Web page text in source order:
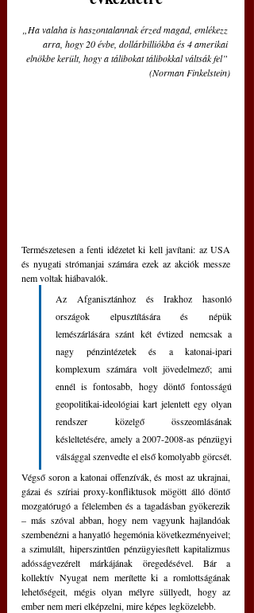
„Ha valaha is haszontalannak érzed magad, emlékezz
arra, hogy 20 évbe, dollárbilliókba és 4 amerikai
elnökbe került, hogy a tálibokat tálibokkal váltsák fel”
(Norman Finkelstein)
Természetesen a fenti idézetet ki kell javítani: az USA
és nyugati strómanjai számára ezek az akciók messze
nem voltak hiábavalók.
Az Afganisztánhoz és Irakhoz hasonló
országok elpusztítására és népük
lemészárlására szánt két évtized nemcsak a
nagy pénzintézetek és a katonai-ipari
komplexum számára volt jövedelmező; ami
ennél is fontosabb, hogy döntő fontosságú
geopolitikai-ideológiai kart jelentett egy olyan
rendszer közelgő összeomlásának
késleltetésére, amely a 2007-2008-as pénzügyi
Végső soron a katonai offenzívák, és most az ukrajnai,
gázai és szíriai proxy-konfliktusok mögött álló döntő
mozgatórugó a félelemben és a tagadásban gyökerezik
– más szóval abban, hogy nem vagyunk hajlandóak
szembenézni a hanyatló hegemónia következményeivel;
a szimulált, hiperszintűen pénzügyiesített kapitalizmus
adósságvezérelt márkájának öregedésével. Bár a
kollektív Nyugat nem merítette ki a romlottságának
lehetőségeit, mégis olyan mélyre süllyedt, hogy az
ember nem meri elképzelni, mire képes legközelebb.